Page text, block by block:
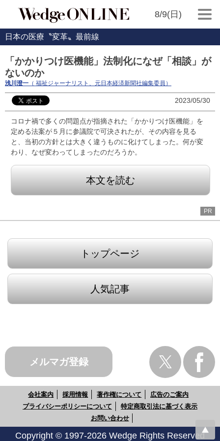
8/9(日)
日本の医療〝変革〟最前線
「かかりつけ医機能」法制化になぜ「相談」が
ないのか
浅川澄一 （ 福祉ジャーナリスト、元日本経済新聞社編集委員）
2023/05/30
コロナ禍で多くの問題点が指摘された「かかりつけ医機能」を
定める法案が５月に参議院で可決されたが、その内容を見る
と、当初の方針とは大きく違うものに化けてしまった。何が変
わり、なぜ変わってしまったのだろうか。
本文を読む
PR
トップページ
人気記事
メルマガ登録
会社案内 採用情報 著作権について
広告のご案内
プライバシーポリシーについて
特定商取引法に基づく表示
お問い合わせ
Copyright © 1997-2026 Wedge Rights Reserved